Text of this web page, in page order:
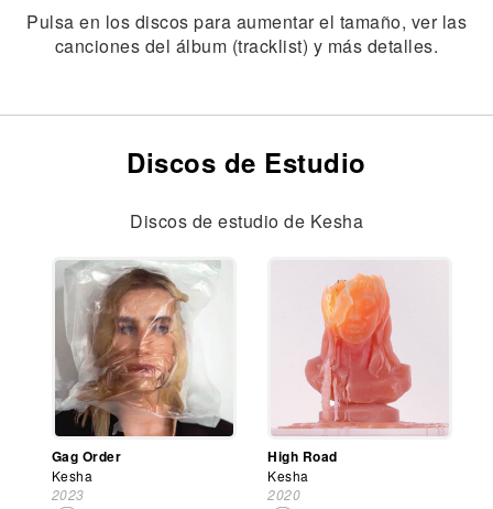
Pulsa en los discos para aumentar el tamaño, ver las
canciones del álbum (tracklist) y más detalles.
Discos de Estudio
Discos de estudio de Kesha
Gag Order
Kesha
2023
High Road
Kesha
2020